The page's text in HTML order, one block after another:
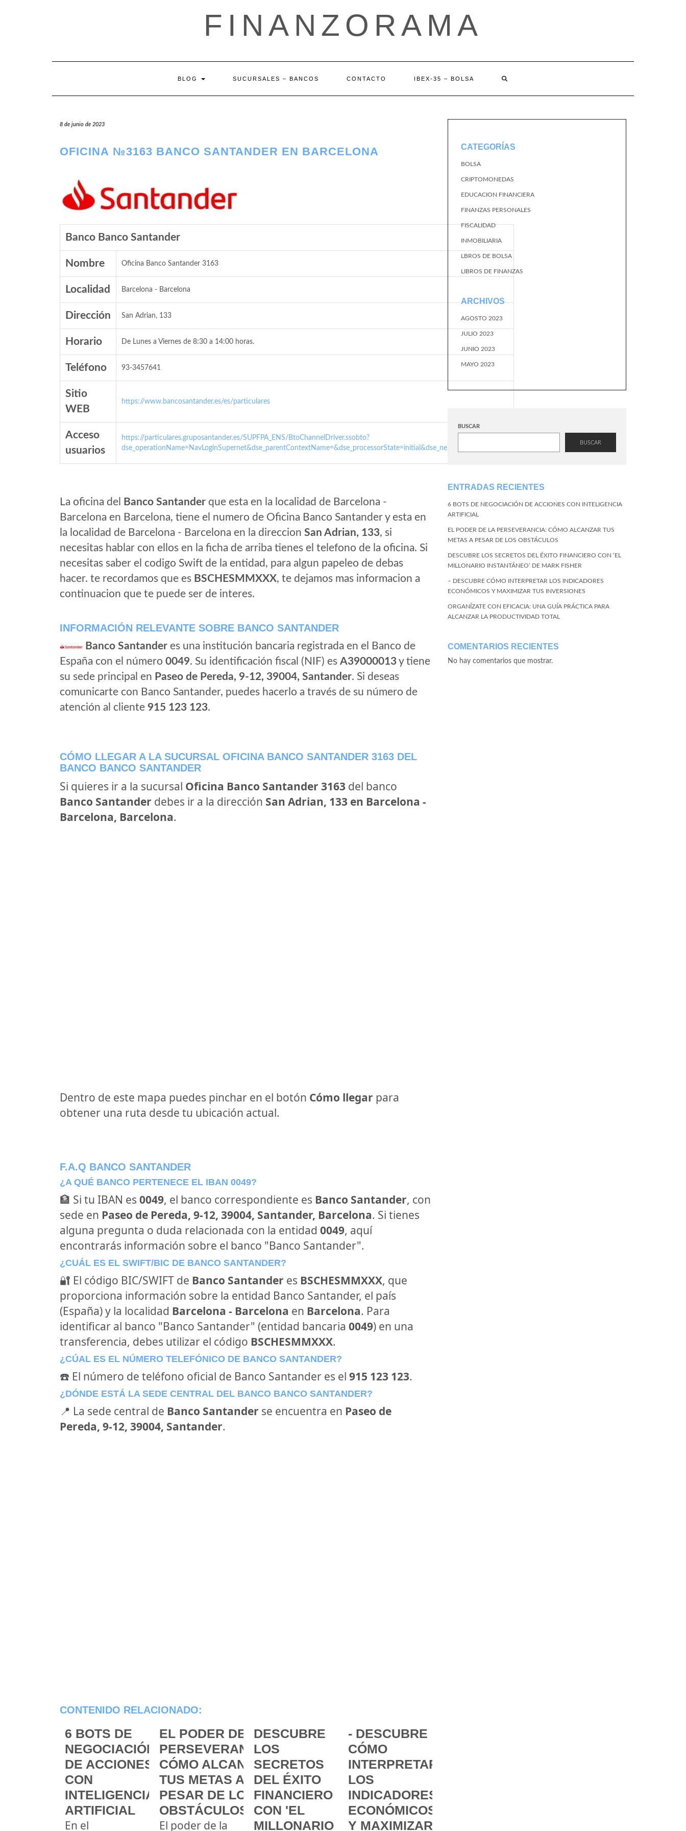
FINANZORAMA
BLOG SUCURSALES – BANCOS CONTACTO IBEX-35 – BOLSA
8 de junio de 2023
OFICINA №3163 BANCO SANTANDER EN BARCELONA
Banco Banco Santander
Nombre Oficina Banco Santander 3163
Localidad Barcelona - Barcelona
Dirección San Adrian, 133
Horario De Lunes a Viernes de 8:30 a 14:00 horas.
Teléfono 93-3457641
Sitio
WEB
https://www.bancosantander.es/es/particulares
Acceso
usuarios
https://particulares.gruposantander.es/SUPFPA_ENS/BtoChannelDriver.ssobto?
dse_operationName=NavLoginSupernet&dse_parentContextName=&dse_processorState=initial&dse_nextEventName=start
La oficina del Banco Santander que esta en la localidad de Barcelona -
Barcelona en Barcelona, tiene el numero de Oficina Banco Santander y esta en
la localidad de Barcelona - Barcelona en la direccion San Adrian, 133, si
necesitas hablar con ellos en la ficha de arriba tienes el telefono de la oficina. Si
necesitas saber el codigo Swift de la entidad, para algun papeleo de debas
hacer. te recordamos que es BSCHESMMXXX, te dejamos mas informacion a
continuacion que te puede ser de interes.
INFORMACIÓN RELEVANTE SOBRE BANCO SANTANDER
Banco Santander es una institución bancaria registrada en el Banco de
España con el número 0049. Su identificación fiscal (NIF) es A39000013y tiene
su sede principal en Paseo de Pereda, 9-12, 39004, Santander. Si deseas
comunicarte con Banco Santander, puedes hacerlo a través de su número de
atención al cliente 915 123 123.
CÓMO LLEGAR A LA SUCURSAL OFICINA BANCO SANTANDER 3163 DEL
BANCO BANCO SANTANDER
Si quieres ir a la sucursal Oficina Banco Santander 3163 del banco
Banco Santander debes ir a la dirección San Adrian, 133 en Barcelona -
Barcelona, Barcelona.
Dentro de este mapa puedes pinchar en el botón Cómo llegar para
obtener una ruta desde tu ubicación actual.
F.A.Q BANCO SANTANDER
¿A QUÉ BANCO PERTENECE EL IBAN 0049?
🏦 Si tu IBAN es 0049, el banco correspondiente es Banco Santander, con
sede en Paseo de Pereda, 9-12, 39004, Santander, Barcelona. Si tienes
alguna pregunta o duda relacionada con la entidad 0049, aquí
encontrarás información sobre el banco "Banco Santander".
¿CUÁL ES EL SWIFT/BIC DE BANCO SANTANDER?
🔐 El código BIC/SWIFT de Banco Santander es BSCHESMMXXX, que
proporciona información sobre la entidad Banco Santander, el país
(España) y la localidad Barcelona - Barcelona en Barcelona. Para
identificar al banco "Banco Santander" (entidad bancaria 0049) en una
transferencia, debes utilizar el código BSCHESMMXXX.
¿CÚAL ES EL NÚMERO TELEFÓNICO DE BANCO SANTANDER?
☎️ El número de teléfono oficial de Banco Santander es el 915 123 123.
¿DÓNDE ESTÁ LA SEDE CENTRAL DEL BANCO BANCO SANTANDER?
📍 La sede central de Banco Santander se encuentra en Paseo de
Pereda, 9-12, 39004, Santander.
CONTENIDO RELACIONADO:
6 BOTS DE
NEGOCIACIÓN
DE ACCIONES
CON
INTELIGENCIA
ARTIFICIAL
En el
EL PODER DE LA
PERSEVERANCIA:
CÓMO ALCANZAR
TUS METAS A
PESAR DE LOS
OBSTÁCULOS
El poder de la
DESCUBRE
LOS
SECRETOS
DEL ÉXITO
FINANCIERO
CON 'EL
MILLONARIO
- DESCUBRE
CÓMO
INTERPRETAR
LOS
INDICADORES
ECONÓMICOS
Y MAXIMIZAR
CATEGORÍAS
BOLSA
CRIPTOMONEDAS
EDUCACION FINANCIERA
FINANZAS PERSONALES
FISCALIDAD
INMOBILIARIA
LBROS DE BOLSA
LIBROS DE FINANZAS
ARCHIVOS
AGOSTO 2023
JULIO 2023
JUNIO 2023
MAYO 2023
BUSCAR
BUSCAR
ENTRADAS RECIENTES
6 BOTS DE NEGOCIACIÓN DE ACCIONES CON INTELIGENCIA
ARTIFICIAL
EL PODER DE LA PERSEVERANCIA: CÓMO ALCANZAR TUS
METAS A PESAR DE LOS OBSTÁCULOS
DESCUBRE LOS SECRETOS DEL ÉXITO FINANCIERO CON ‘EL
MILLONARIO INSTANTÁNEO’ DE MARK FISHER
– DESCUBRE CÓMO INTERPRETAR LOS INDICADORES
ECONÓMICOS Y MAXIMIZAR TUS INVERSIONES
ORGANÍZATE CON EFICACIA: UNA GUÍA PRÁCTICA PARA
ALCANZAR LA PRODUCTIVIDAD TOTAL
COMENTARIOS RECIENTES
No hay comentarios que mostrar.